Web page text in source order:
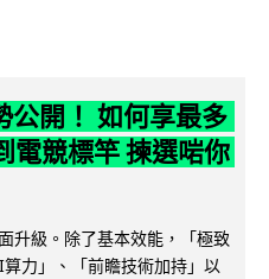
開！ 如何享最多
競標竿 揀選啱你
升級。除了基本效能，「極致
力」、「前瞻技術加持」以